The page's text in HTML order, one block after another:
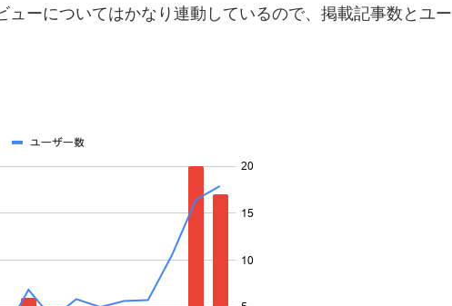
ーについてはかなり連動しているので、掲載記事数とユー